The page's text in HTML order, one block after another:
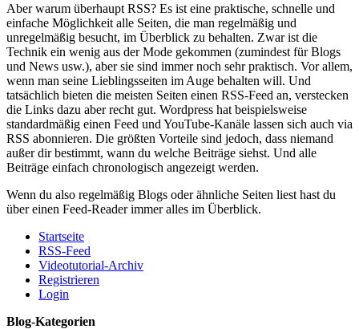
Aber warum überhaupt RSS? Es ist eine praktische, schnelle und
einfache Möglichkeit alle Seiten, die man regelmäßig und
unregelmäßig besucht, im Überblick zu behalten. Zwar ist die
Technik ein wenig aus der Mode gekommen (zumindest für Blogs
und News usw.), aber sie sind immer noch sehr praktisch. Vor allem,
wenn man seine Lieblingsseiten im Auge behalten will. Und
tatsächlich bieten die meisten Seiten einen RSS-Feed an, verstecken
die Links dazu aber recht gut. Wordpress hat beispielsweise
standardmäßig einen Feed und YouTube-Kanäle lassen sich auch via
RSS abonnieren. Die größten Vorteile sind jedoch, dass niemand
außer dir bestimmt, wann du welche Beiträge siehst. Und alle
Beiträge einfach chronologisch angezeigt werden.
Wenn du also regelmäßig Blogs oder ähnliche Seiten liest hast du
über einen Feed-Reader immer alles im Überblick.
Startseite
RSS-Feed
Videotutorial-Archiv
Registrieren
Login
Blog-Kategorien